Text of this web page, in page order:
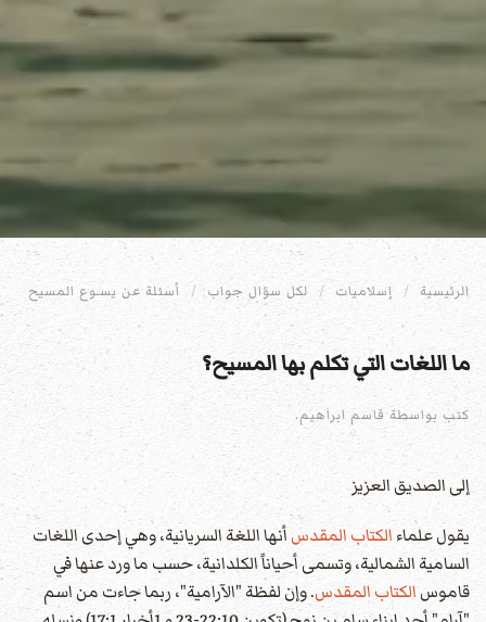
الرئيسية إسلاميات لكل سؤال جواب أسئلة عن يسـوع المسيح
ما اللغات التي تكلم بها المسيح؟
كتب بواسطة قاسم ابراهيم.
إلى الصديق العزيز
يقول علماء الكتاب المقدسأنها اللغة السريانية، وهي إحدى اللغات
السامية الشمالية، وتسمى أحياناً الكلدانية، حسب ما ورد عنها في
قاموس الكتاب المقدس. وإن لفظة "الآرامية"، ربما جاءت من اسم